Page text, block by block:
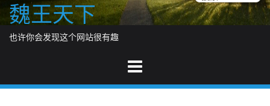
魏王天下
也许你会发现这个网站很有趣